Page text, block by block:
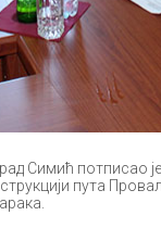
Симић потписао
пута